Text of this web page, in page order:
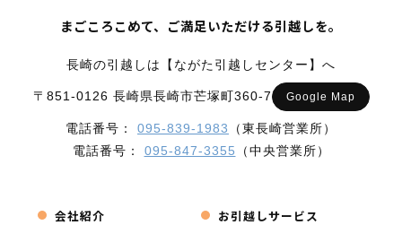
まごころこめて、ご満足いただける引越しを。
長崎の引越しは【ながた引越しセンター】へ
〒851-0126 長崎県長崎市芒塚町360-7 Google Map
電話番号： 095-839-1983
（東長崎営業所）
電話番号： 095-847-3355 （中央営業所）
会社紹介 お引越しサービス